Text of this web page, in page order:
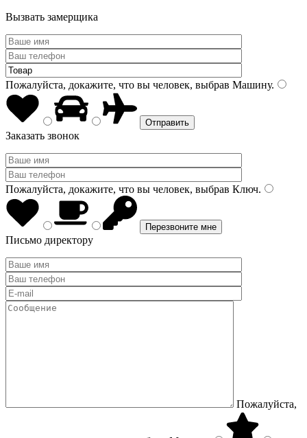
Вызвать замерщика
Пожалуйста, докажите, что вы человек, выбрав Машину.
Заказать звонок
Пожалуйста, докажите, что вы человек, выбрав Ключ.
Письмо директору
Пожалуйста,